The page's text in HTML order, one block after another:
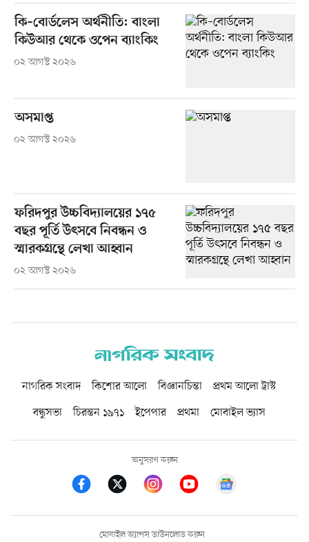
কি–বোর্ডলেস অর্থনীতি: বাংলা
কিউআর থেকে ওপেন ব্যাংকিং
০২ আগস্ট ২০২৬
অসমাপ্ত
০২ আগস্ট ২০২৬
ফরিদপুর উচ্চবিদ্যালয়ের ১৭৫
বছর পূর্তি উৎসবে নিবন্ধন ও
স্মারকগ্রন্থে লেখা আহ্বান
০২ আগস্ট ২০২৬
নাগরিক সংবাদ কিশোর আলো বিজ্ঞানচিন্তা
প্রথম আলো ট্রাস্ট
বন্ধুসভা
চিরন্তন ১৯৭১ ইপেপার প্রথমা মোবাইল ভ্যাস
অনুসরণ করুন
মোবাইল অ্যাপস ডাউনলোড করুন